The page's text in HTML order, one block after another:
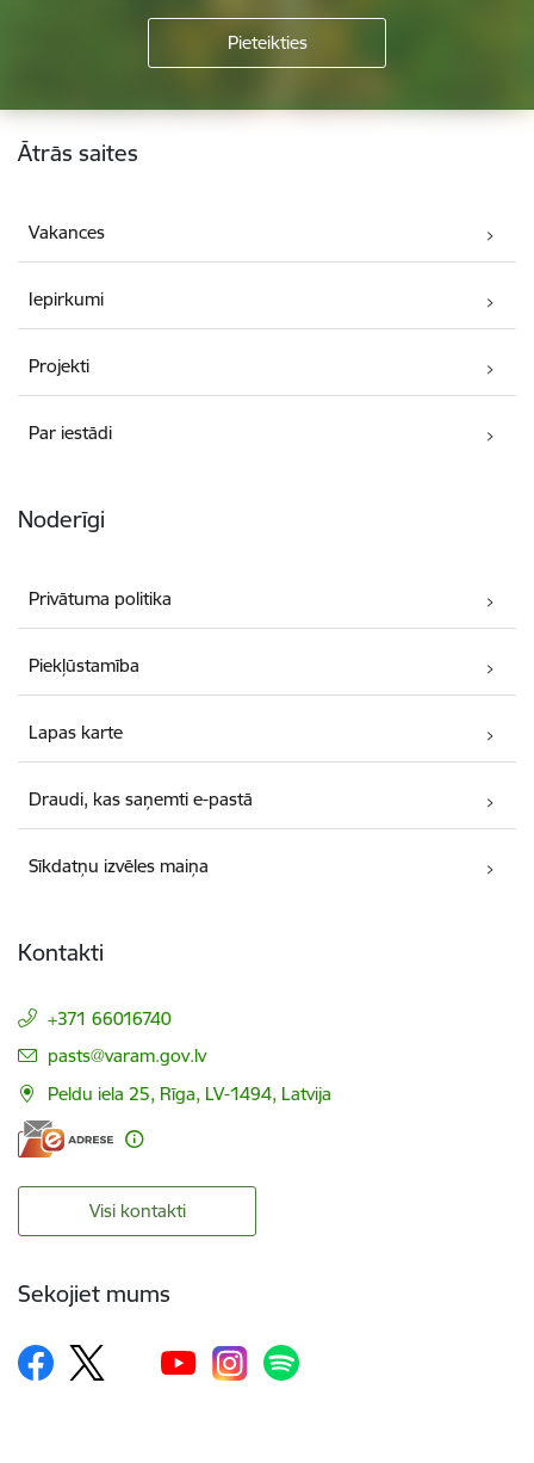
Kājene
Ātrās saites
Vakances
Iepirkumi
Projekti
Par iestādi
Noderīgi
Privātuma politika
Piekļūstamība
Lapas karte
Draudi, kas saņemti e-pastā
Sīkdatņu izvēles maiņa
Kontakti
+371 66016740
E-pasts:
pasts@varam.gov.lv
Peldu iela 25, Rīga, LV-1494, Latvija
Visi kontakti
Sekojiet mums